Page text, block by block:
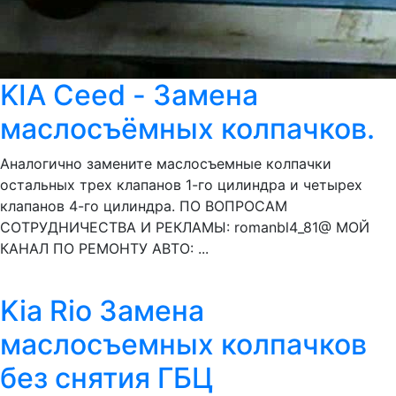
KIA Ceed - Замена
маслосъёмных колпачков.
Аналогично замените маслосъемные колпачки
остальных трех клапанов 1-го цилиндра и четырех
клапанов 4-го цилиндра. ПО ВОПРОСАМ
СОТРУДНИЧЕСТВА И РЕКЛАМЫ: romanbl4_81@ МОЙ
КАНАЛ ПО РЕМОНТУ АВТО: ...
Kia Rio Замена
маслосъемных колпачков
без снятия ГБЦ